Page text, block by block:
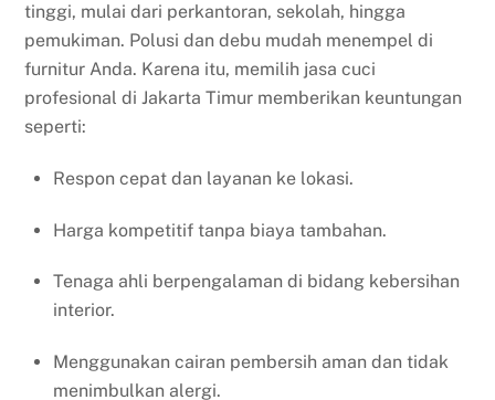
tinggi, mulai dari perkantoran, sekolah, hingga
pemukiman. Polusi dan debu mudah menempel di
furnitur Anda. Karena itu, memilih jasa cuci
profesional di Jakarta Timur memberikan keuntungan
seperti:
Respon cepat dan layanan ke lokasi.
Harga kompetitif tanpa biaya tambahan.
Tenaga ahli berpengalaman di bidang kebersihan
interior.
Menggunakan cairan pembersih aman dan tidak
menimbulkan alergi.